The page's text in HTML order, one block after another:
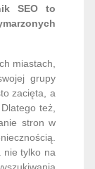
SEO to
miastach,
grupy
zacięta, a
też,
stron w
nie tylko na